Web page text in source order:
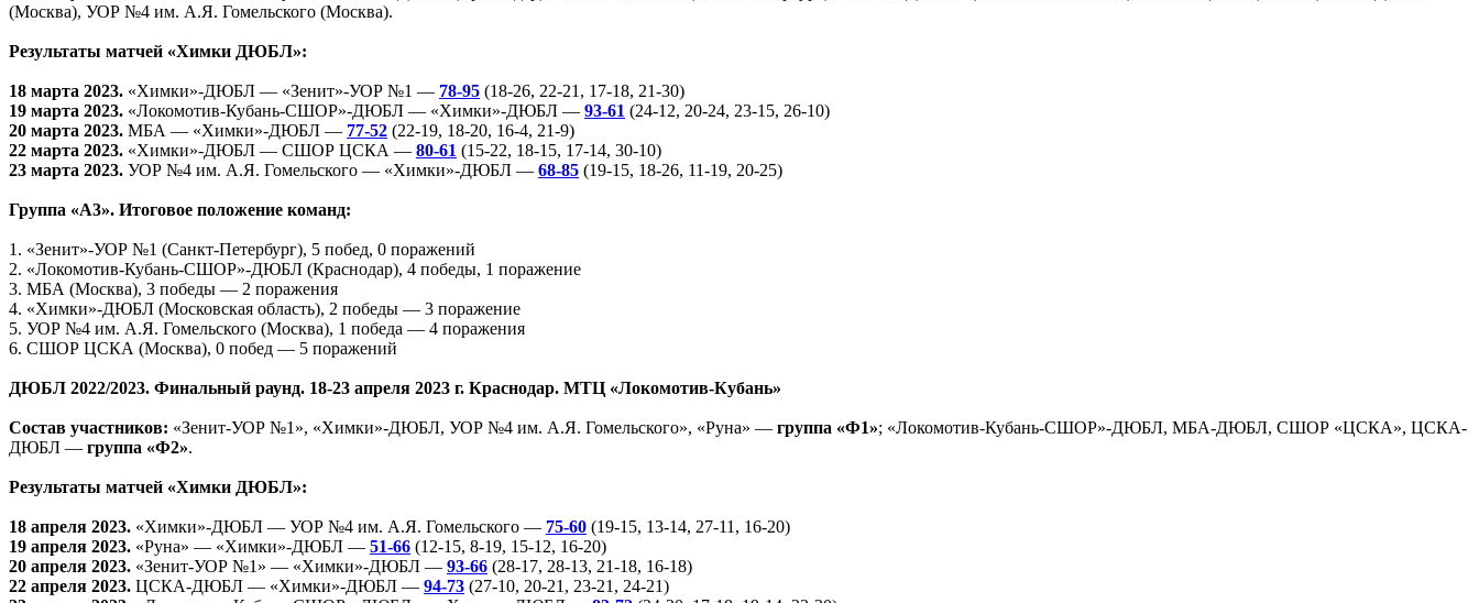
(Москва), УОР №4 им. А.Я. Гомельского (Москва).
Результаты матчей «Химки ДЮБЛ»:
18 марта 2023. «Химки»-ДЮБЛ — «Зенит»-УОР №1 — 78-95 (18-26, 22-21, 17-18, 21-30)
19 марта 2023. «Локомотив-Кубань-СШОР»-ДЮБЛ — «Химки»-ДЮБЛ — 93-61 (24-12, 20-24, 23-15, 26-10)
20 марта 2023. МБА — «Химки»-ДЮБЛ — 77-52 (22-19, 18-20, 16-4, 21-9)
22 марта 2023. «Химки»-ДЮБЛ — СШОР ЦСКА — 80-61 (15-22, 18-15, 17-14, 30-10)
23 марта 2023. УОР №4 им. А.Я. Гомельского — «Химки»-ДЮБЛ — 68-85 (19-15, 18-26, 11-19, 20-25)
Группа «A3». Итоговое положение команд:
1. «Зенит»-УОР №1 (Санкт-Петербург), 5 побед, 0 поражений
2. «Локомотив-Кубань-СШОР»-ДЮБЛ (Краснодар), 4 победы, 1 поражение
3. МБА (Москва), 3 победы — 2 поражения
4. «Химки»-ДЮБЛ (Московская область), 2 победы — 3 поражение
5. УОР №4 им. А.Я. Гомельского (Москва), 1 победа — 4 поражения
6. СШОР ЦСКА (Москва), 0 побед — 5 поражений
ДЮБЛ 2022/2023. Финальный раунд. 18-23 апреля 2023 г. Краснодар. МТЦ «Локомотив-Кубань»
Состав участников: «Зенит-УОР №1», «Химки»-ДЮБЛ, УОР №4 им. А.Я. Гомельского», «Руна» — группа «Ф1»; «Локомотив-Кубань-СШОР»-ДЮБЛ, МБА-ДЮБЛ, СШОР «ЦСКА», ЦСКА-
ДЮБЛ — группа «Ф2».
Результаты матчей «Химки ДЮБЛ»:
18 апреля 2023. «Химки»-ДЮБЛ — УОР №4 им. А.Я. Гомельского — 75-60 (19-15, 13-14, 27-11, 16-20)
19 апреля 2023. «Руна» — «Химки»-ДЮБЛ — 51-66 (12-15, 8-19, 15-12, 16-20)
20 апреля 2023. «Зенит-УОР №1» — «Химки»-ДЮБЛ — 93-66 (28-17, 28-13, 21-18, 16-18)
22 апреля 2023. ЦСКА-ДЮБЛ — «Химки»-ДЮБЛ — 94-73 (27-10, 20-21, 23-21, 24-21)